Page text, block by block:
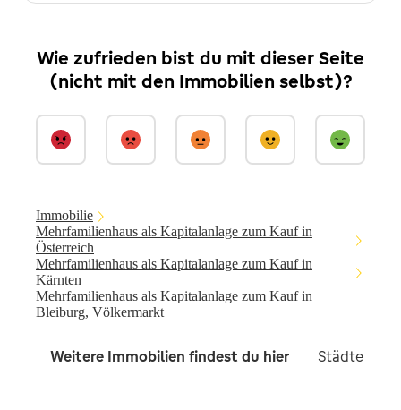
Wie zufrieden bist du mit dieser Seite
(nicht mit den Immobilien selbst)?
Immobilie
Mehrfamilienhaus als Kapitalanlage zum Kauf in
Österreich
Mehrfamilienhaus als Kapitalanlage zum Kauf in
Kärnten
Mehrfamilienhaus als Kapitalanlage zum Kauf in
Bleiburg, Völkermarkt
Weitere Immobilien findest du hier Städte in